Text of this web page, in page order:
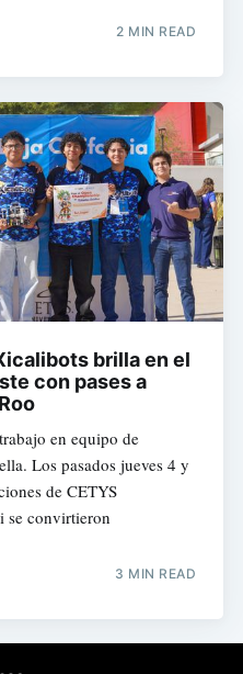
2 MIN READ
brilla en el
con pases a
en equipo de
Los pasados jueves 4 y
de CETYS
se convirtieron
3 MIN READ